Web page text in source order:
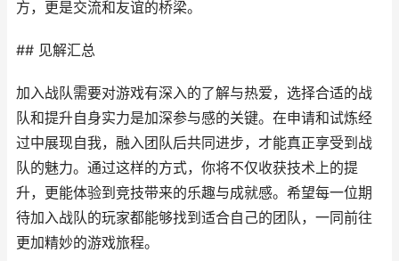
方，更是交流和友谊的桥梁。
## 见解汇总
加入战队需要对游戏有深入的了解与热爱，选择合适的战
队和提升自身实力是加深参与感的关键。在申请和试炼经
过中展现自我，融入团队后共同进步，才能真正享受到战
队的魅力。通过这样的方式，你将不仅收获技术上的提
升，更能体验到竞技带来的乐趣与成就感。希望每一位期
待加入战队的玩家都能够找到适合自己的团队，一同前往
更加精妙的游戏旅程。